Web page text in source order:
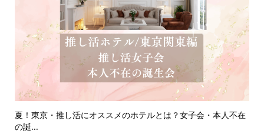
夏！東京・推し活にオススメのホテルとは？女子会・本人不在
の誕...